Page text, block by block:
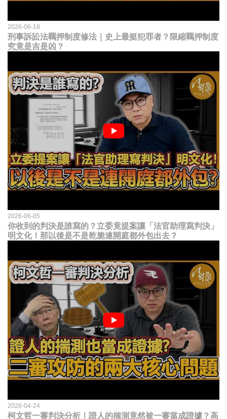
2026-06-18
刑事訴訟法羈押制度修法｜史上最挺犯罪者？限縮羈押制度
究竟是吉是凶？
2026-06-05
你收到的判決是誰寫的？立委竟提案讓「法官助理寫判決」
明文化！那以後是不是乾脆連開庭都外包出去？
2026-04-24
柯文哲一審判決分析｜證人的揣測竟然被一審當成證據？高